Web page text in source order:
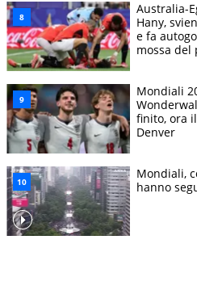
Australia-
Hany,
e fa
mossa del
Mondiali
finito, ora
Denver
Mondiali,
hanno